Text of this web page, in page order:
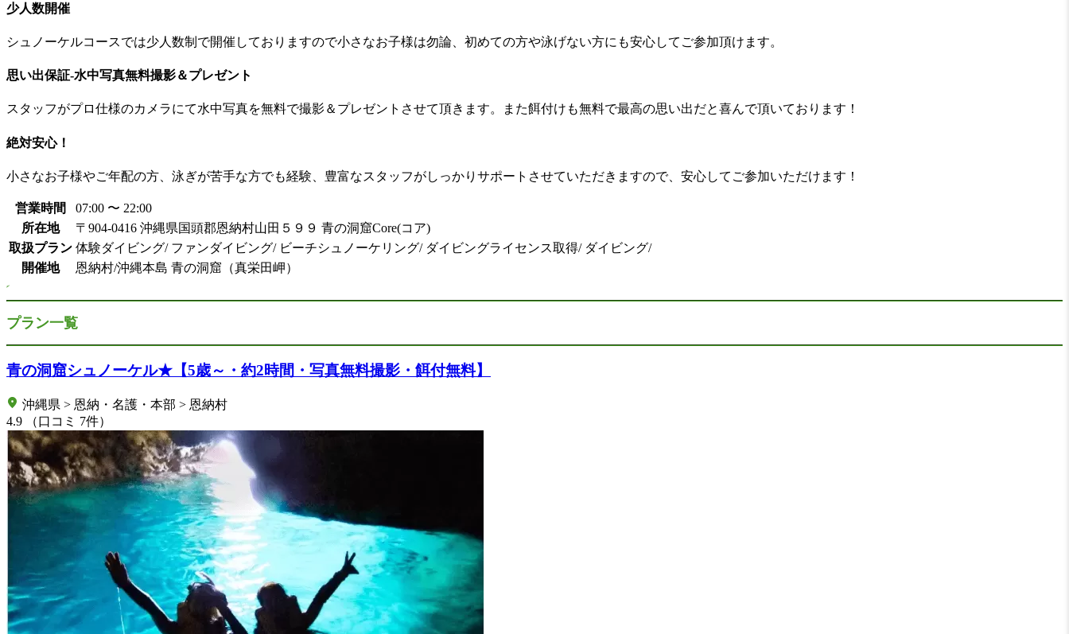
少人数開催
シュノーケルコースでは少人数制で開催しておりますので小さなお子様は勿論、初めての方や泳げない方にも安心してご参加頂けます。
思い出保証-水中写真無料撮影＆プレゼント
スタッフがプロ仕様のカメラにて水中写真を無料で撮影＆プレゼントさせて頂きます。また餌付けも無料で最高の思い出だと喜んで頂いております！
絶対安心！
小さなお子様やご年配の方、泳ぎが苦手な方でも経験、豊富なスタッフがしっかりサポートさせていただきますので、安心してご参加いただけます！
営業時間
07:00 〜 22:00
所在地
〒904-0416 沖縄県国頭郡恩納村山田５９９ 青の洞窟Core(コア)
取扱プラン 体験ダイビング/ ファンダイビング/ ビーチシュノーケリング/ ダイビングライセンス取得/ ダイビング/
開催地
恩納村/沖縄本島 青の洞窟（真栄田岬）
プラン一覧
青の洞窟シュノーケル★【5歳～・約2時間・写真無料撮影・餌付無料】
沖縄県 > 恩納・名護・本部 > 恩納村
4.9
（口コミ 7件）